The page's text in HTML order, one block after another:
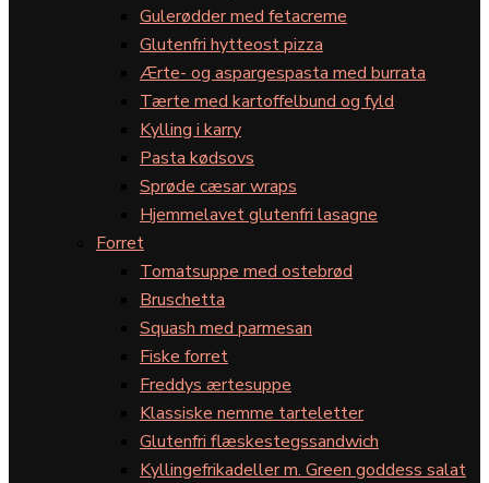
Gulerødder med fetacreme
Glutenfri hytteost pizza
Ærte- og aspargespasta med burrata
Tærte med kartoffelbund og fyld
Kylling i karry
Pasta kødsovs
Sprøde cæsar wraps
Hjemmelavet glutenfri lasagne
Forret
Tomatsuppe med ostebrød
Bruschetta
Squash med parmesan
Fiske forret
Freddys ærtesuppe
Klassiske nemme tarteletter
Glutenfri flæskestegssandwich
Kyllingefrikadeller m. Green goddess salat